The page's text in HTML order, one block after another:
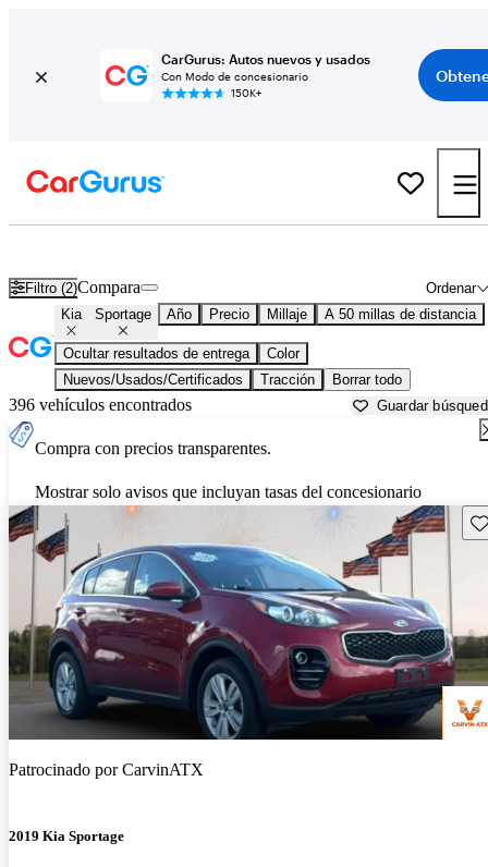
CarGurus: Autos nuevos y usados
Con Modo de concesionario
150K+
Filtro (2) Ordenar
Compara
Kia Sportage Año Precio Millaje A 50 millas de distancia
Ocultar resultados de entrega
Color
Nuevos/Usados/Certificados
Tracción Borrar todo
396 vehículos encontrados Guardar
Compra con precios transparentes.
Mostrar solo avisos que incluyan tasas del concesionario
Patrocinado porCarvinATX
2019 Kia Sportage